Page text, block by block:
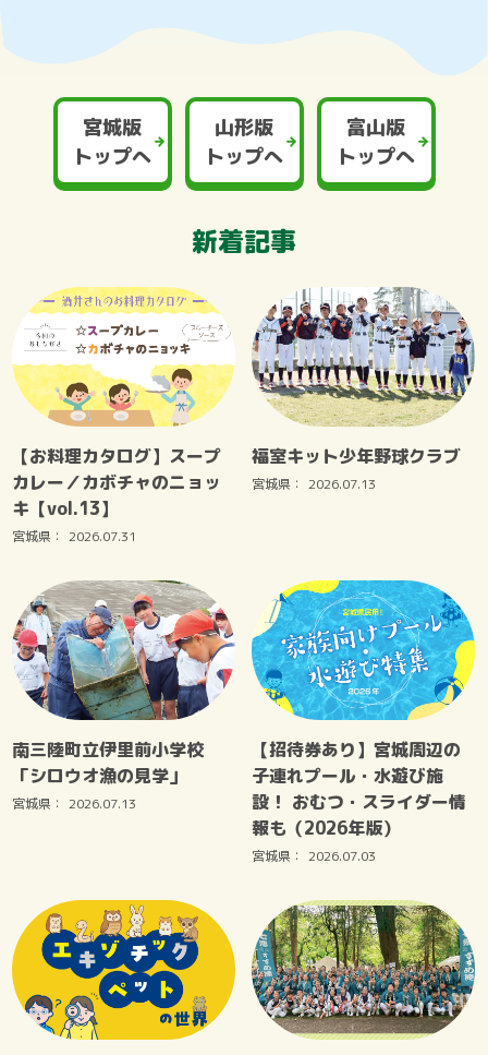
宮城版
トップへ
山形版
トップへ
富山版
トップへ
新着記事
【お料理カタログ】スープ
カレー／カボチャのニョッ
キ【vol.13】
宮城県： 2026.07.31
福室キット少年野球クラブ
宮城県： 2026.07.13
南三陸町立伊里前小学校
「シロウオ漁の見学」
宮城県： 2026.07.13
【招待券あり】宮城周辺の
子連れプール・水遊び施
設！ おむつ・スライダー情
報も（2026年版）
宮城県： 2026.07.03